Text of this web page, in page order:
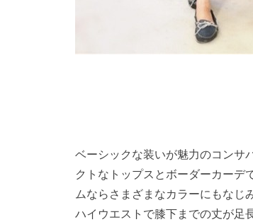
ベーシックな装いが魅力のコンサ
クトなトップスとボーダーカーデ
ムならさまざまなカラーにもなじ
ハイウエストで膝下までの丈が足